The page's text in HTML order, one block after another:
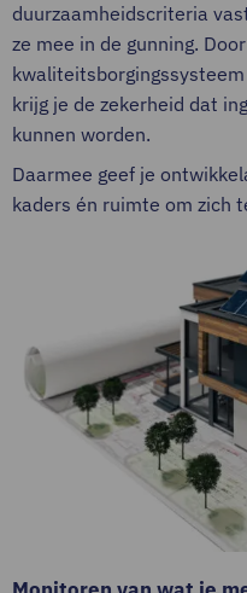
duurzaamheidscriteria
ze mee in de gunning.
krijg je de zekerheid dat
kunnen worden.
Daarmee geef je
kaders én ruimte om zich